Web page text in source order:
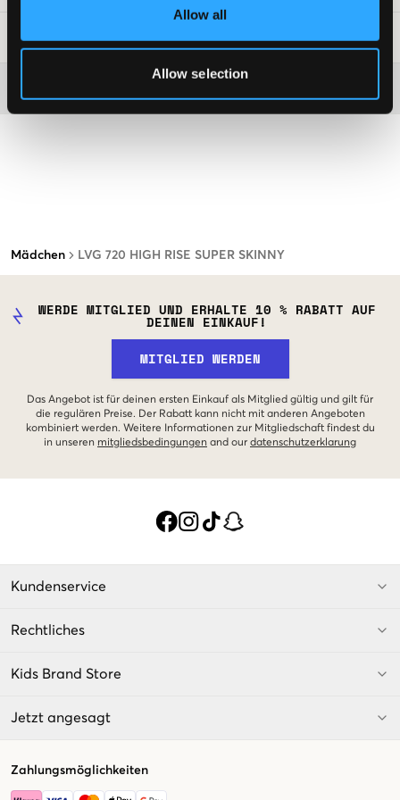
Allow all
Allow selection
Mädchen LVG 720 HIGH RISE SUPER SKINNY
Waschtipps:
WERDE MITGLIED UND ERHALTE 10 % RABATT AUF
DEINEN EINKAUF!
MITGLIED WERDEN
Das Angebot ist für deinen ersten Einkauf als Mitglied gültig und gilt für
die regulären Preise. Der Rabatt kann nicht mit anderen Angeboten
kombiniert werden. Weitere Informationen zur Mitgliedschaft findest du
in unseren mitgliedsbedingungen and our datenschutzerklarung
Kundenservice
Rechtliches
Kids Brand Store
Jetzt angesagt
Zahlungsmöglichkeiten